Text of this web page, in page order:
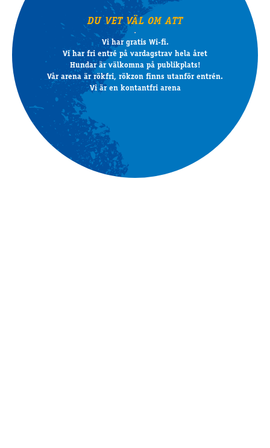
DU VET VÄL OM ATT
Vi har gratis Wi-fi.
Vi har fri entré på vardagstrav hela året
Hundar är välkomna på publikplats!
Vår arena är rökfri, rökzon finns utanför entrén.
Vi är en kontantfri arena